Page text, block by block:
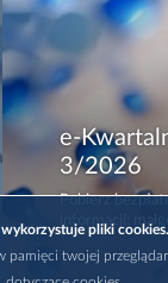
e-
3/2026
Pobierz
informacji:
wykorzystuje pliki cookies.
pamięci twojej